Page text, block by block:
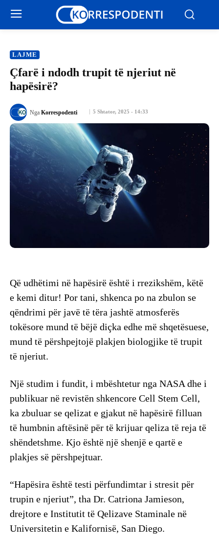
LAJME
Çfarë i ndodh trupit të njeriut në
hapësirë?
5 Shtator, 2025 - 14:33
Nga Korrespodenti
Që udhëtimi në hapësirë është i rrezikshëm, këtë
e kemi ditur! Por tani, shkenca po na zbulon se
qëndrimi për javë të tëra jashtë atmosferës
tokësore mund të bëjë diçka edhe më shqetësuese,
mund të përshpejtojë plakjen biologjike të trupit
të njeriut.
Një studim i fundit, i mbështetur nga NASA dhe i
publikuar në revistën shkencore Cell Stem Cell,
ka zbuluar se qelizat e gjakut në hapësirë filluan
të humbnin aftësinë për të krijuar qeliza të reja të
shëndetshme. Kjo është një shenjë e qartë e
plakjes së përshpejtuar.
“Hapësira është testi përfundimtar i stresit për
trupin e njeriut”, tha Dr. Catriona Jamieson,
drejtore e Institutit të Qelizave Staminale në
Universitetin e Kalifornisë, San Diego.